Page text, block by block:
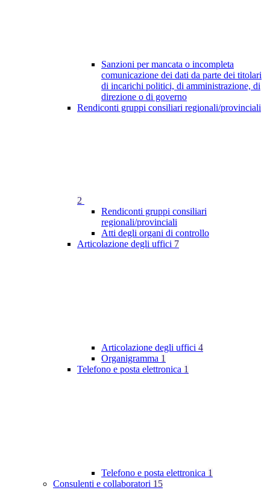
Sanzioni per mancata o incompleta
comunicazione dei dati da parte dei titolari
di incarichi politici, di amministrazione, di
direzione o di governo
Rendiconti gruppi consiliari regionali/provinciali
2
Rendiconti gruppi consiliari
regionali/provinciali
Atti degli organi di controllo
Articolazione degli uffici 7
Articolazione degli uffici 4
Organigramma 1
Telefono e posta elettronica 1
Telefono e posta elettronica 1
Consulenti e collaboratori 15